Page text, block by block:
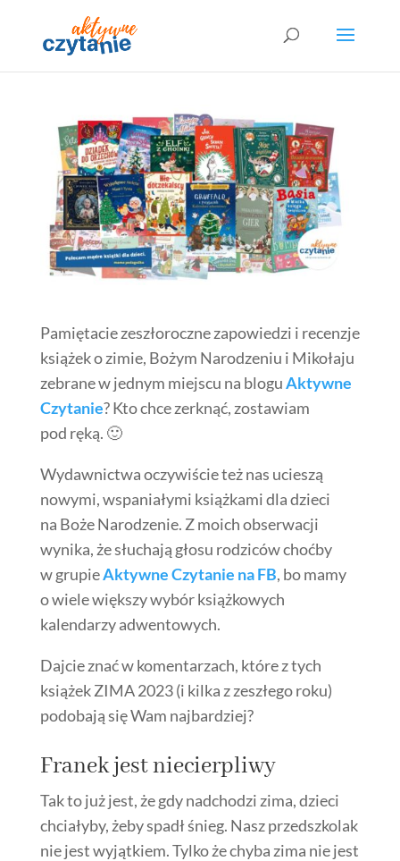
Pamiętacie zeszłoroczne zapowiedzi i recenzje
książek o zimie, Bożym Narodzeniu i Mikołaju
zebrane w jednym miejscu na bloguAktywne
Czytanie? Kto chce zerknąć, zostawiam
pod ręką. 🙂
Wydawnictwa oczywiście też nas ucieszą
nowymi, wspaniałymi książkami dla dzieci
na Boże Narodzenie. Z moich obserwacji
wynika, że słuchają głosu rodziców choćby
w grupieAktywne Czytanie na FB, bo mamy
o wielewiększywybór książkowych
kalendarzy adwentowych.
Dajcie znać w komentarzach, które z tych
książek ZIMA 2023 (i kilka z zeszłego roku)
podobają się Wam najbardziej?
Franek jest niecierpliwy
Tak to już jest, że gdy nadchodzi zima, dzieci
chciałyby, żeby spadł śnieg. Nasz przedszkolak
nie jest wyjątkiem. Tylko że chyba zima nie jest